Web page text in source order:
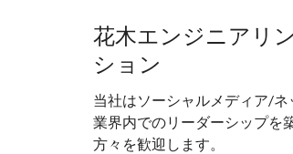
花木エンジニアリ
ション
当社はソーシャルメディア/ネ
業界内でのリーダーシップを
方々を歓迎します。